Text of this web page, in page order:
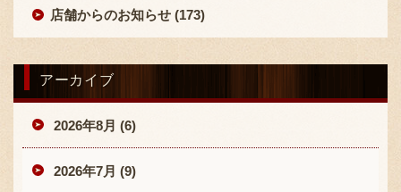
店舗からのお知らせ (173)
アーカイブ
2026年8月 (6)
2026年7月 (9)